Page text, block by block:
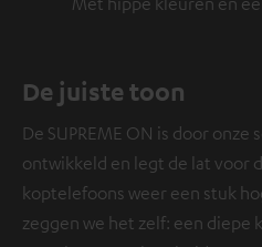
De juiste toon
De SUPREME ON is door
ontwikkeld en legt de lat voor
koptelefoons weer een stuk
zeggen we het zelf: een diepe